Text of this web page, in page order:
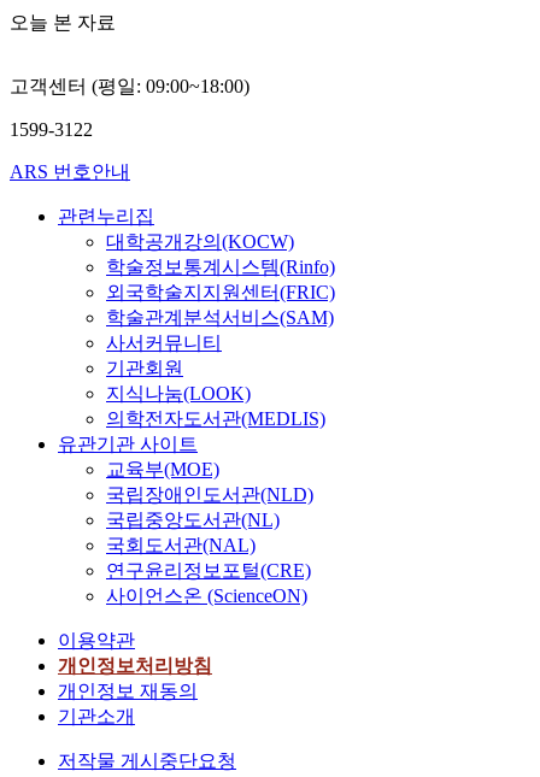
오늘 본 자료
고객센터 (평일: 09:00~18:00)
1599-3122
ARS 번호안내
관련누리집
대학공개강의(KOCW)
학술정보통계시스템(Rinfo)
외국학술지지원센터(FRIC)
학술관계분석서비스(SAM)
사서커뮤니티
기관회원
지식나눔(LOOK)
의학전자도서관(MEDLIS)
유관기관 사이트
교육부(MOE)
국립장애인도서관(NLD)
국립중앙도서관(NL)
국회도서관(NAL)
연구윤리정보포털(CRE)
사이언스온 (ScienceON)
이용약관
개인정보처리방침
개인정보 재동의
기관소개
저작물 게시중단요청